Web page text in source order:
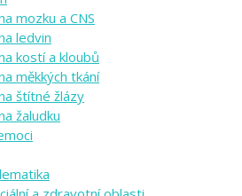
mozku a CNS
ledvin
kostí a kloubů
měkkých tkání
štítné žlázy
žaludku